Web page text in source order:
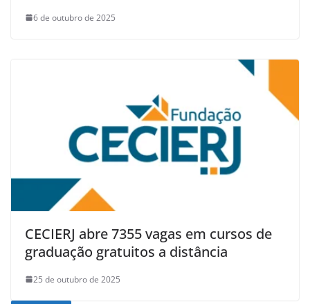
6 de outubro de 2025
CECIERJ abre 7355 vagas em cursos de
graduação gratuitos a distância
25 de outubro de 2025